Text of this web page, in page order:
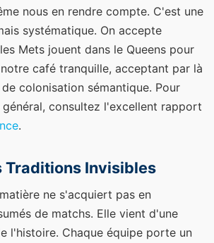
nous en rendre compte. C'est une
systématique. On accepte
Mets jouent dans le Queens pour
café tranquille, acceptant par là
colonisation sémantique. Pour
consultez l'excellent rapport
.
Traditions Invisibles
ne s'acquiert pas en
de matchs. Elle vient d'une
l'histoire. Chaque équipe porte un